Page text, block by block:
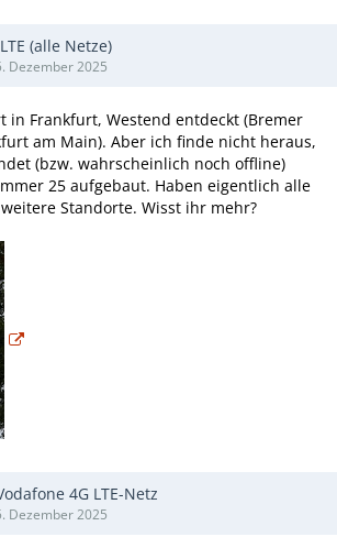
(alle Netze)
Dezember 2025
in Frankfurt, Westend entdeckt (Bremer
am Main). Aber ich finde nicht heraus,
(bzw. wahrscheinlich noch offline)
25 aufgebaut. Haben eigentlich alle
Standorte. Wisst ihr mehr?
4G LTE-Netz
Dezember 2025